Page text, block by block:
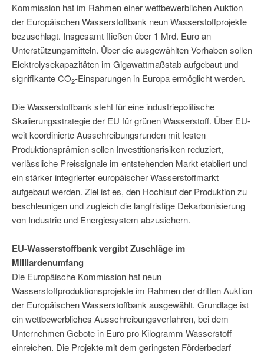
Kommission hat im Rahmen einer wettbewerblichen Auktion
der Europäischen Wasserstoffbank neun Wasserstoffprojekte
bezuschlagt. Insgesamt fließen über 1 Mrd. Euro an
Unterstützungsmitteln. Über die ausgewählten Vorhaben sollen
Elektrolysekapazitäten im Gigawattmaßstab aufgebaut und
signifikante CO2-Einsparungen in Europa ermöglicht werden.
Die Wasserstoffbank steht für eine industriepolitische
Skalierungsstrategie der EU für grünen Wasserstoff. Über EU-
weit koordinierte Ausschreibungsrunden mit festen
Produktionsprämien sollen Investitionsrisiken reduziert,
verlässliche Preissignale im entstehenden Markt etabliert und
ein stärker integrierter europäischer Wasserstoffmarkt
aufgebaut werden. Ziel ist es, den Hochlauf der Produktion zu
beschleunigen und zugleich die langfristige Dekarbonisierung
von Industrie und Energiesystem abzusichern.
EU-Wasserstoffbank vergibt Zuschläge im
Milliardenumfang
Die Europäische Kommission hat neun
Wasserstoffproduktionsprojekte im Rahmen der dritten Auktion
der Europäischen Wasserstoffbank ausgewählt. Grundlage ist
ein wettbewerbliches Ausschreibungsverfahren, bei dem
Unternehmen Gebote in Euro pro Kilogramm Wasserstoff
einreichen. Die Projekte mit dem geringsten Förderbedarf